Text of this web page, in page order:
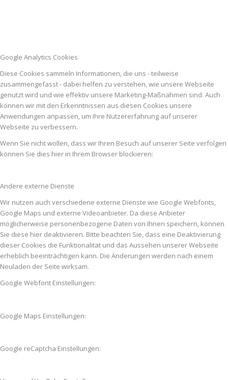
Google Analytics Cookies
Diese Cookies sammeln Informationen, die uns - teilweise
zusammengefasst - dabei helfen zu verstehen, wie unsere Webseite
genutzt wird und wie effektiv unsere Marketing-Maßnahmen sind. Auch
können wir mit den Erkenntnissen aus diesen Cookies unsere
Anwendungen anpassen, um Ihre Nutzererfahrung auf unserer
Webseite zu verbessern.
Wenn Sie nicht wollen, dass wir Ihren Besuch auf unserer Seite verfolgen
können Sie dies hier in Ihrem Browser blockieren:
Andere externe Dienste
Wir nutzen auch verschiedene externe Dienste wie Google Webfonts,
Google Maps und externe Videoanbieter. Da diese Anbieter
möglicherweise personenbezogene Daten von Ihnen speichern, können
Sie diese hier deaktivieren. Bitte beachten Sie, dass eine Deaktivierung
dieser Cookies die Funktionalität und das Aussehen unserer Webseite
erheblich beeinträchtigen kann. Die Änderungen werden nach einem
Neuladen der Seite wirksam.
Google Webfont Einstellungen:
Google Maps Einstellungen:
Google reCaptcha Einstellungen: